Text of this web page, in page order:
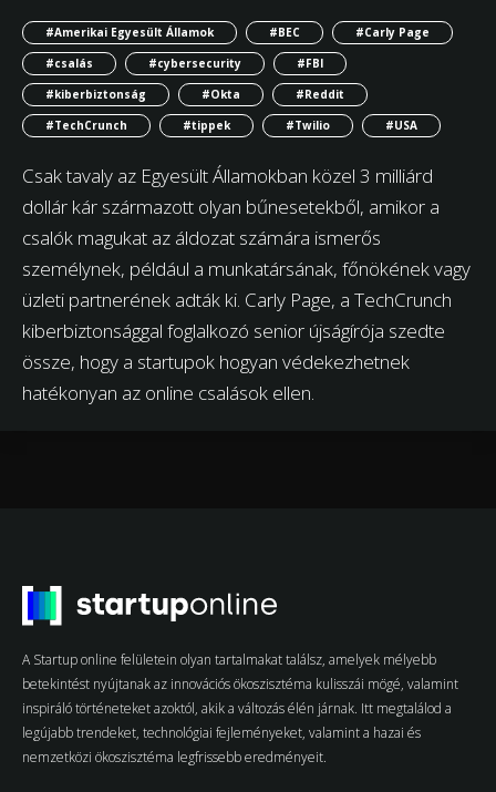
#Amerikai Egyesült Államok #BEC
#Carly Page
#csalás
#cybersecurity
#FBI
#kiberbiztonság
#Okta
#Reddit
#TechCrunch
#tippek #Twilio #USA
Csak tavaly az Egyesült Államokban közel 3 milliárd
dollár kár származott olyan bűnesetekből, amikor a
csalók magukat az áldozat számára ismerős
személynek, például a munkatársának, főnökének vagy
üzleti partnerének adták ki. Carly Page, a TechCrunch
kiberbiztonsággal foglalkozó senior újságírója szedte
össze, hogy a startupok hogyan védekezhetnek
hatékonyan az online csalások ellen.
A Startup online felületein olyan tartalmakat találsz, amelyek mélyebb
betekintést nyújtanak az innovációs ökoszisztéma kulisszái mögé, valamint
inspiráló történeteket azoktól, akik a változás élén járnak. Itt megtalálod a
legújabb trendeket, technológiai fejleményeket, valamint a hazai és
nemzetközi ökoszisztéma legfrissebb eredményeit.